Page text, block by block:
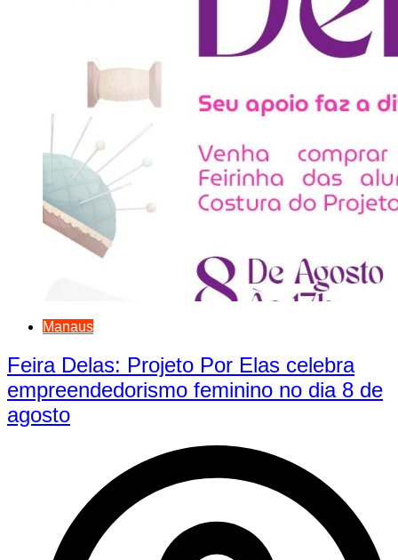
Manaus
Feira Delas: Projeto Por Elas celebra
empreendedorismo feminino no dia 8 de
agosto